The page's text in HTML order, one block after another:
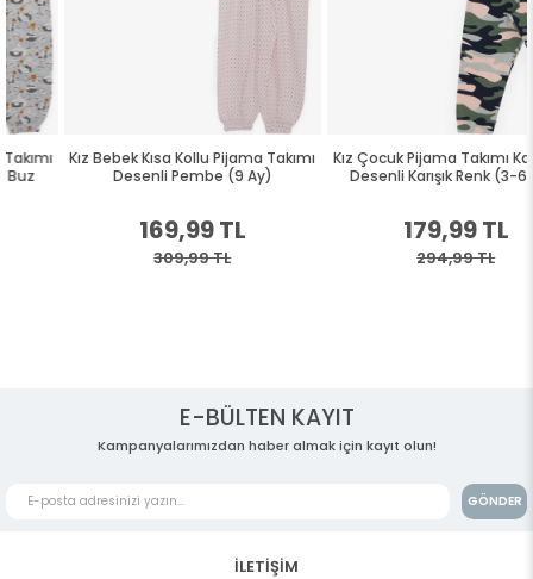
Kız Bebek Kısa Kollu Pijama Takımı
Desenli Pembe (9 Ay)
169,99 TL
309,99 TL
Kız Çocuk Pijama Takımı Kamuflaj
Desenli Karışık Renk (3-6 Yaş)
179,99 TL
294,99 TL
E-BÜLTEN KAYIT
Kampanyalarımızdan haber almak için kayıt olun!
GÖNDER
İLETİŞİM